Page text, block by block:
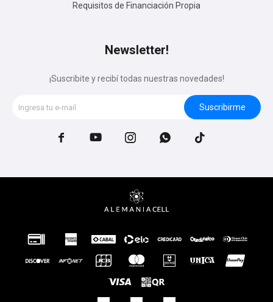
Requisitos de Financiación Propia
Newsletter!
¡Suscribite y recibí todas nuestras novedades!
Suscribirme
    